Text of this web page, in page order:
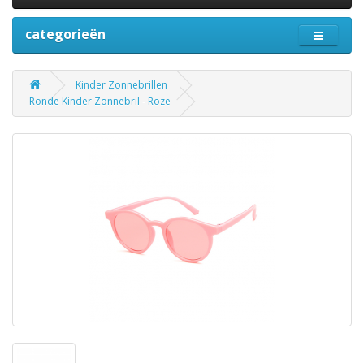
categorieën
Kinder Zonnebrillen
Ronde Kinder Zonnebril - Roze